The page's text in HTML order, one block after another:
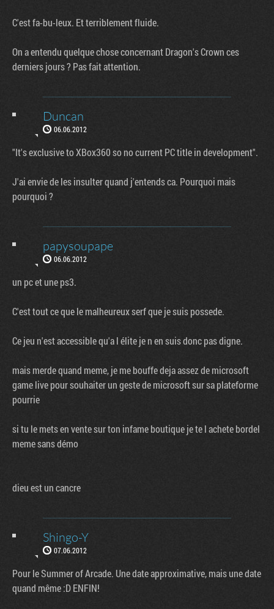
C'est fa-bu-leux. Et terriblement fluide.
On a entendu quelque chose concernant Dragon's Crown ces
derniers jours ? Pas fait attention.
Duncan
06.06.2012
"It's exclusive to XBox360 so no current PC title in development".
J'ai envie de les insulter quand j'entends ca. Pourquoi mais
pourquoi ?
papysoupape
06.06.2012
un pc et une ps3.
C'est tout ce que le malheureux serf que je suis possede.
Ce jeu n'est accessible qu'a l élite je n en suis donc pas digne.
mais merde quand meme, je me bouffe deja assez de microsoft
game live pour souhaiter un geste de microsoft sur sa plateforme
pourrie
si tu le mets en vente sur ton infame boutique je te l achete bordel
meme sans démo
dieu est un cancre
Shingo-Y
07.06.2012
Pour le Summer of Arcade. Une date approximative, mais une date
quand même :D ENFIN!